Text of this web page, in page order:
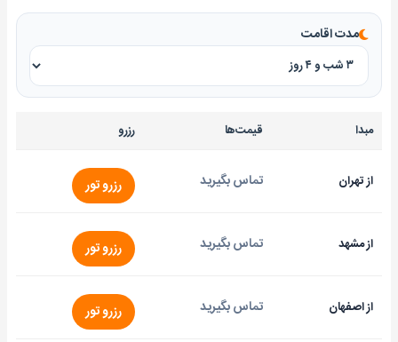
مدت اقامت
مبدا قیمت‌ها رزرو
از تهران تماس بگیرید رزرو تور
از مشهد تماس بگیرید رزرو تور
از اصفهان تماس بگیرید رزرو تور